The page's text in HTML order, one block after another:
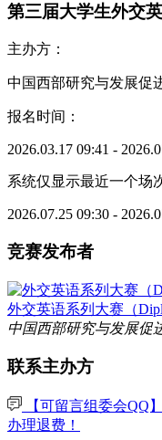
第三届大学生外交
主办方：
中国西部研究与发展促
报名时间：
2026.03.17 09:41 -
系统仅显示最近一个场
2026.07.25 09:30 -
竞赛发布者
外交英语系列大赛（
中国西部研究与发展促
联系主办方
【可留言组委会QQ
办理退费！